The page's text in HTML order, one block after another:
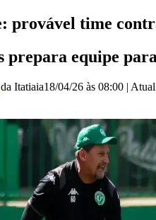
provável time
prepara equipe
Itatiaia18/04/26 às 08:00 |